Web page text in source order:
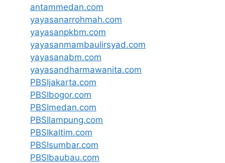
antammedan.com
yayasanarrohmah.com
yayasanpkbm.com
yayasanmambaulirsyad.com
yayasanabm.com
yayasandharmawanita.com
PBSIjakarta.com
PBSIbogor.com
PBSImedan.com
PBSIlampung.com
PBSIkaltim.com
PBSIsumbar.com
PBSIbaubau.com